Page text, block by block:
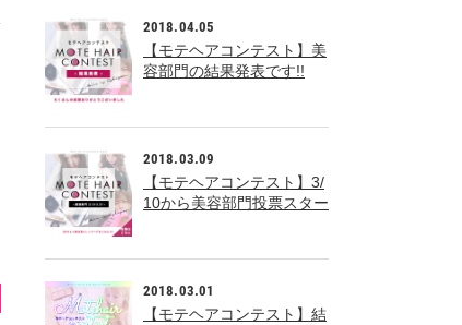
2018.04.05
【モテヘアコンテスト】美
容部門の結果発表です!!
2018.03.09
【モテヘアコンテスト】3/
10から美容部門投票スター
2018.03.01
【モテヘアコンテスト】結